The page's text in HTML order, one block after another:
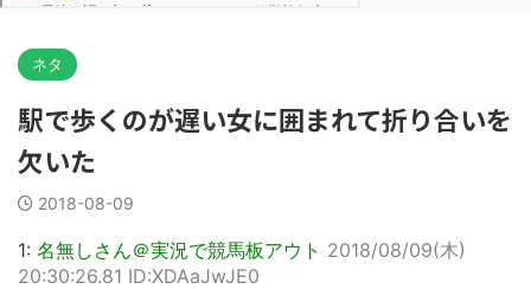
ネタ
駅で歩くのが遅い女に囲まれて折り合いを
欠いた
2018-08-09
1: 名無しさん＠実況で競馬板アウト 2018/08/09(木)
20:30:26.81 ID:XDAaJwJE0